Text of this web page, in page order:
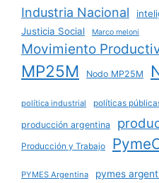
Industria Nacional
Justicia Social Marco meloni
Movimiento
MP25M Nodo MP25M
política industrial políticas
producción argentina
Producción y Trabajo
PYMES Argentina pymes